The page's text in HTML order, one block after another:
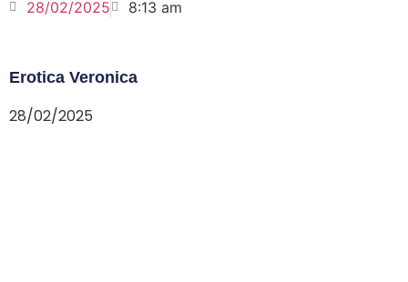
28/02/2025 8:13 am
Erotica Veronica
28/02/2025